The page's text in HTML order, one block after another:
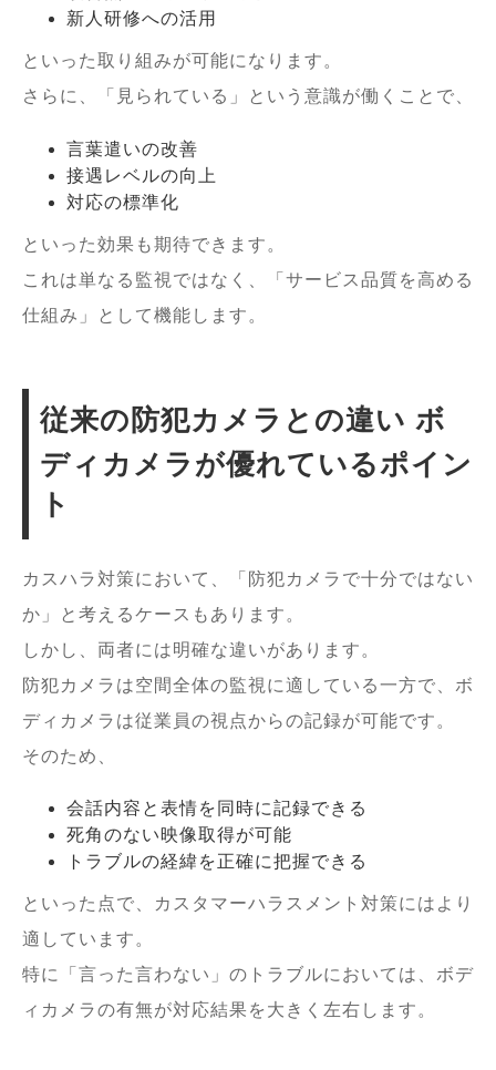
新人研修への活用
といった取り組みが可能になります。
さらに、「見られている」という意識が働くことで、
言葉遣いの改善
接遇レベルの向上
対応の標準化
といった効果も期待できます。
これは単なる監視ではなく、「サービス品質を高める
仕組み」として機能します。
従来の防犯カメラとの違い ボ
ディカメラが優れているポイン
ト
カスハラ対策において、「防犯カメラで十分ではない
か」と考えるケースもあります。
しかし、両者には明確な違いがあります。
防犯カメラは空間全体の監視に適している一方で、ボ
ディカメラは従業員の視点からの記録が可能です。
そのため、
会話内容と表情を同時に記録できる
死角のない映像取得が可能
トラブルの経緯を正確に把握できる
といった点で、カスタマーハラスメント対策にはより
適しています。
特に「言った言わない」のトラブルにおいては、ボデ
ィカメラの有無が対応結果を大きく左右します。